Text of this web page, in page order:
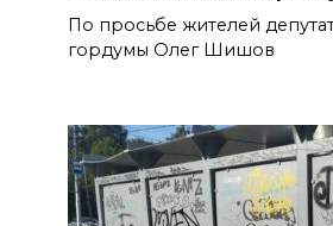
По просьбе жителей
гордумы Олег Шишов